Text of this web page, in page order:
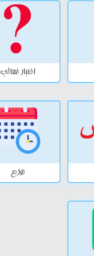
اختبار نهائي
توزيع